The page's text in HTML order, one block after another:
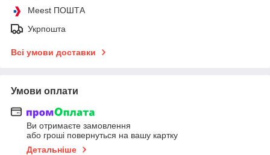
Meest ПОШТА
Укрпошта
Всі умови доставки
Умови оплати
Ви отримаєте замовлення
або гроші повернуться на вашу картку
Детальніше